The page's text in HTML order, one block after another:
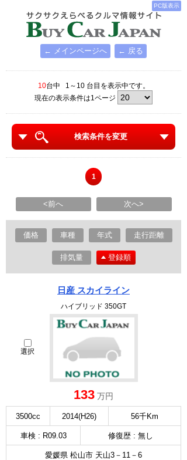
PC版表示
← メインページへ ← 戻る
10台中 1～10 台目を表示中です。
現在の表示条件は1ページ
検索条件を変更
1
<前へ 次へ>
価格 車種 年式 走行距離
排気量 登録順
日産 スカイライン
ハイブリッド 350GT
選択
133 万円
3500cc 2014(H26) 56千Km
車検 : R09.03 修復歴 : 無し
愛媛県 松山市 天山3－11－6